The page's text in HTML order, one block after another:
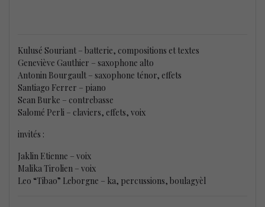
Kulusé Souriant – batterie, compositions et textes
Geneviève Gauthier – saxophone alto
Antonin Bourgault – saxophone ténor, effets
Santiago Ferrer – piano
Sean Burke – contrebasse
Salomé Perli – claviers, effets, voix
invités :
Jaklin Etienne – voix
Malika Tirolien – voix
Leo “Tibao” Leborgne – ka, percussions, boulagyèl